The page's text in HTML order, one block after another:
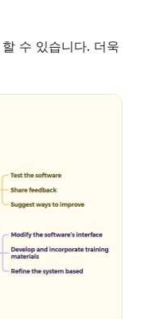
수 있습니다. 더욱